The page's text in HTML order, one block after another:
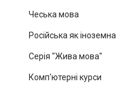
Чеська мова
Російська як іноземна
Серія "Жива мова"
Комп'ютерні курси